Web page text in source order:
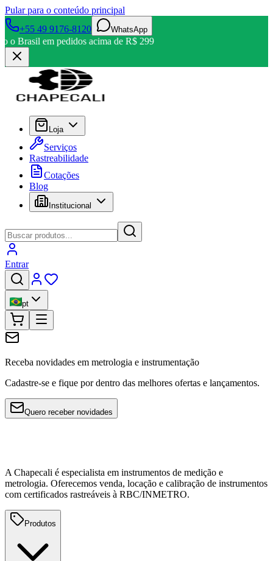
Pular para o conteúdo principal
+55 49 9176-8120
WhatsApp
o Brasil em pedidos acima de R$ 299
Loja
Serviços
Rastreabilidade
Cotações
Blog
Institucional
Entrar
pt
Receba novidades em metrologia e instrumentação
Cadastre-se e fique por dentro das melhores ofertas e lançamentos.
Quero receber novidades
A Chapecali é especialista em instrumentos de medição e
metrologia. Oferecemos venda, locação e calibração de instrumentos
com certificados rastreáveis à RBC/INMETRO.
Produtos